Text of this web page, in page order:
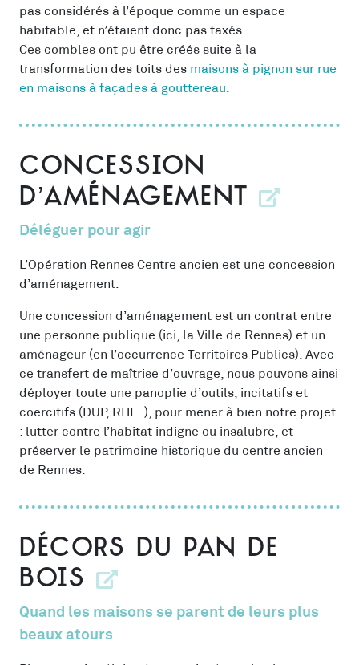
pas considérés à l’époque comme un espace
habitable, et n’étaient donc pas taxés.
Ces combles ont pu être créés suite à la
transformation des toits des maisons à pignon sur rue
en maisons à façades à gouttereau
Concession
d’aménagement
Déléguer pour agir
L’Opération Rennes Centre ancien est une concession
d’aménagement.
Une concession d’aménagement est un contrat entre
une personne publique (ici, la Ville de Rennes) et un
aménageur (en l’occurrence Territoires Publics). Avec
ce transfert de maîtrise d’ouvrage, nous pouvons ainsi
déployer toute une panoplie d’outils, incitatifs et
coercitifs (DUP, RHI…), pour mener à bien notre projet
: lutter contre l’habitat indigne ou insalubre, et
préserver le patrimoine historique du centre ancien
de Rennes.
Décors du pan de
bois
Quand les maisons se parent de leurs plus
beaux atours